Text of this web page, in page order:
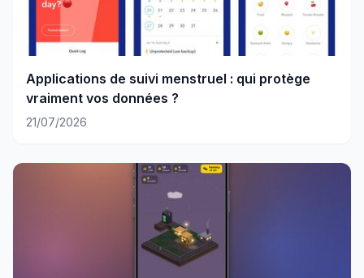
Applications de suivi menstruel : qui protège
vraiment vos données ?
21/07/2026